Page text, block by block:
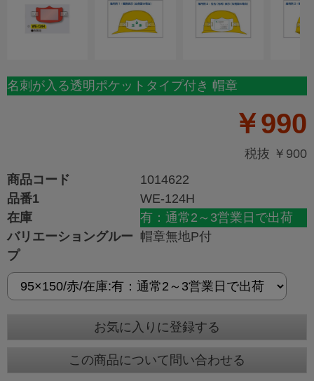
名刺が入る透明ポケットタイプ付き 帽章
￥990
税抜 ￥900
商品コード
1014622
品番1
WE-124H
在庫
有：通常2～3営業日で出荷
バリエーショングルー
プ
帽章無地P付
お気に入りに登録する
この商品について問い合わせる